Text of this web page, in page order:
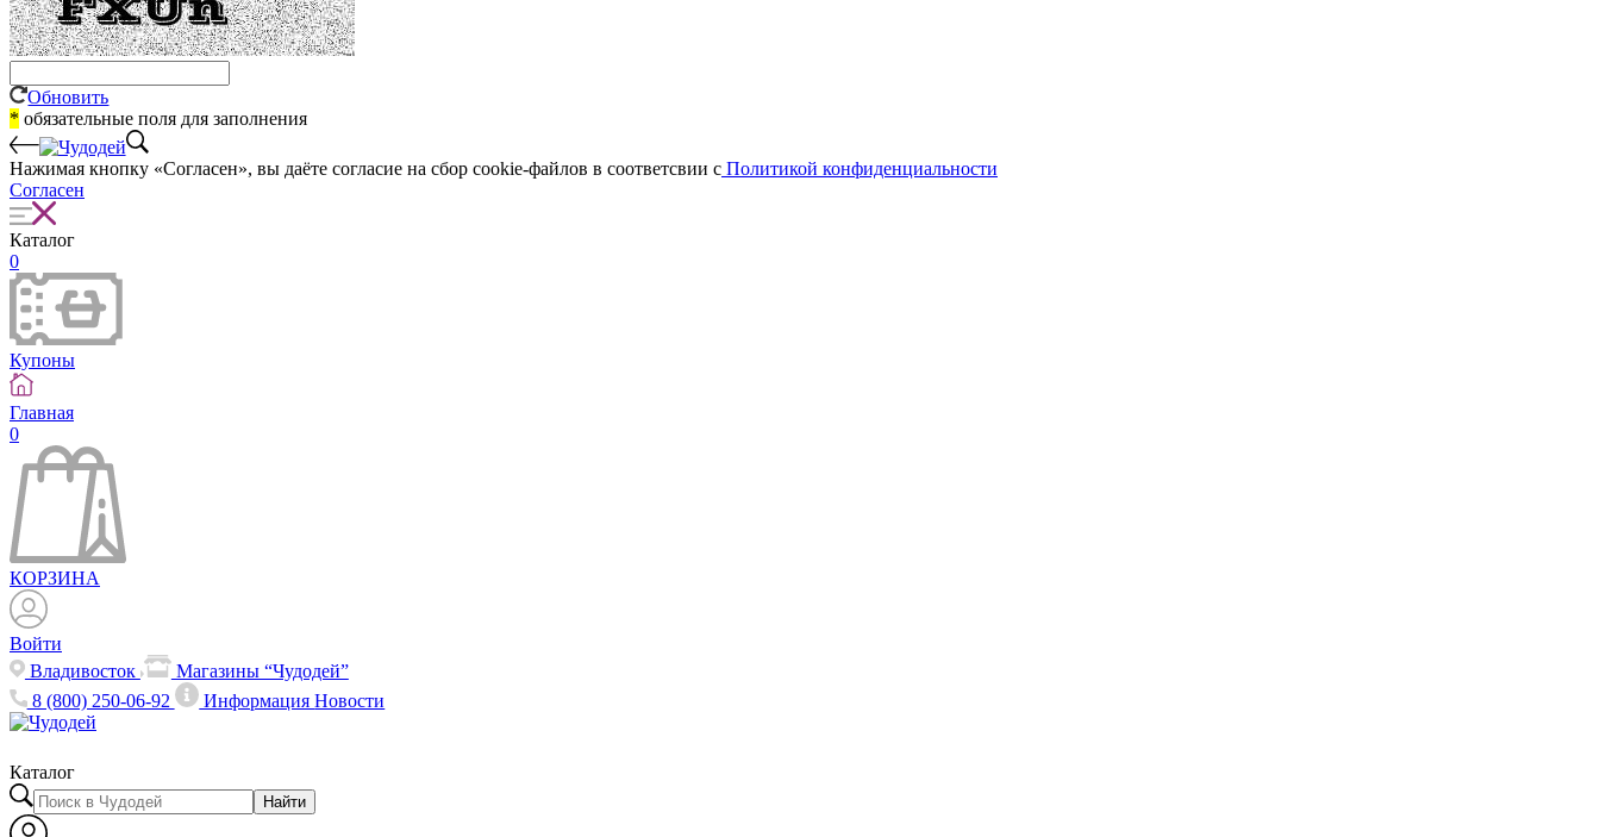
Обновить
* обязательные поля для заполнения
Нажимая кнопку «Согласен», вы даёте cогласие на сбор cookie-файлов в соответсвии с Политикой конфиденциальности
Согласен
Каталог
0
Купоны
Главная
0
КОРЗИНА
Войти
Владивосток
Магазины “Чудодей”
8 (800) 250-06-92
ИнформацияНовости
Каталог
Найти